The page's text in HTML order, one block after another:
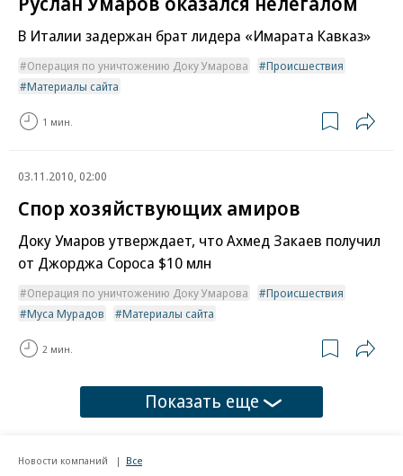
В Италии задержан брат лидера «Имарата Кавказ»
Операция по уничтожению Доку Умарова
Происшествия
Материалы сайта
1 мин.
03.11.2010, 02:00
Спор хозяйствующих амиров
Доку Умаров утверждает, что Ахмед Закаев получил
от Джорджа Сороса $10 млн
Операция по уничтожению Доку Умарова
Происшествия
Муса Мурадов
Материалы сайта
2 мин.
Показать еще
Новости компаний Все